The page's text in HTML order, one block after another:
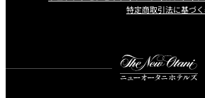
特定商取引法に基づ